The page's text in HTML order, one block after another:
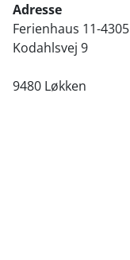
Adresse
Ferienhaus 11-4305
Kodahlsvej 9
9480 Løkken